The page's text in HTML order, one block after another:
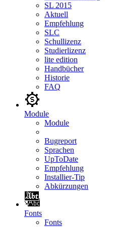
SL 2015
Aktuell
Empfehlung
SLC
Schullizenz
Studierlizenz
lite edition
Handbücher
Historie
FAQ
Module
Module
Bugreport
Sprachen
UpToDate
Empfehlung
Installier-Tip
Abkürzungen
Fonts
Fonts